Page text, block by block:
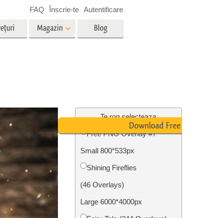
a
Foto Restaurare Servicii
Magazin Blog
FAQ Înscrie-te Autentificare
Te rog selecteaza
Free PNG Overlay #7
Small 800*533px
Shining Fireflies
(46 Overlays)
Large 6000*4000px
Download Free PNG